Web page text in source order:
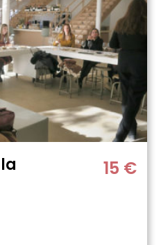
15 €